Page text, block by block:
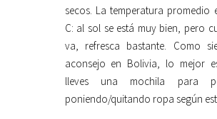
secos. La temperatura promedio
C: al sol se está muy bien, pero
va, refresca bastante. Como
aconsejo en Bolivia, lo mejor
lleves una mochila para
poniendo/quitando ropa según